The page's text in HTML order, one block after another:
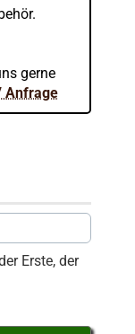
gerne
Anfrage
Erste, der